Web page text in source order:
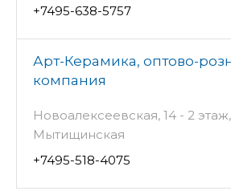
+7495-638-5757
Арт-Керамика, оптово-
компания
Новоалексеевская, 14 - 2
Мытищинская
+7495-518-4075